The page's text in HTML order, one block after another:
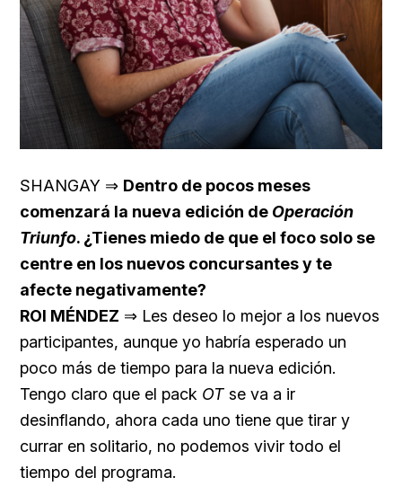
SHANGAY ⇒ Dentro de pocos meses
comenzará la nueva edición de Operación
Triunfo. ¿Tienes miedo de que el foco solo se
centre en los nuevos concursantes y te
afecte negativamente?
ROI MÉNDEZ ⇒ Les deseo lo mejor a los nuevos
participantes, aunque yo habría esperado un
poco más de tiempo para la nueva edición.
Tengo claro que el pack OT se va a ir
desinflando, ahora cada uno tiene que tirar y
currar en solitario, no podemos vivir todo el
tiempo del programa.